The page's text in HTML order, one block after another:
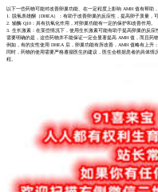
以下一些药物可能对改善卵巢功能、在一定程度上影响 AMH 值有帮助
1. 脱氢表雄酮（DHEA）：有助于改善卵巢的反应性，提高卵子质量，
2. 辅酶 Q10：具有抗氧化作用，对卵巢功能有一定的保护和改善作用。
3. 生长激素：在某些情况下，使用生长激素可能有助于提高卵巢的反应
需要明确的是，这些药物并不能保证一定会显著提高 AMH 值，而且药
例如，有的女性使用 DHEA 后，卵巢功能有所改善，AMH 值略有上升
同时，药物的使用需要严格遵循医生的建议，医生会根据患者的具体
程。